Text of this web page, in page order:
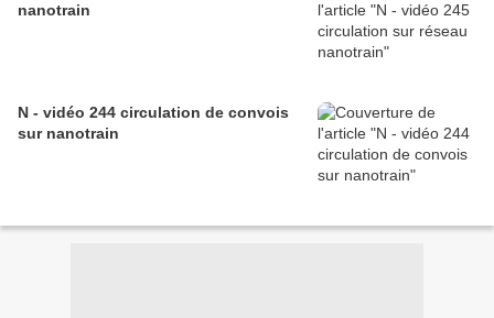
nanotrain
N - vidéo 244 circulation de convois
sur nanotrain